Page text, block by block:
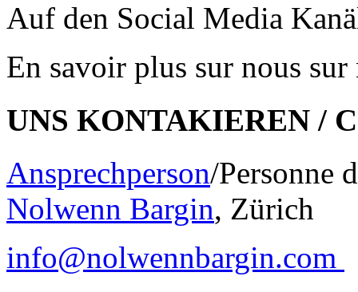
Auf den Social Media
En savoir plus sur nous
UNS KONTAKIEREN /
Ansprechperson/Personne
Nolwenn Bargin, Zürich
info@nolwennbargin.com